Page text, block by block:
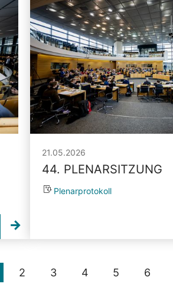
21.05.2026
44. PLENARSITZUNG
Plenarprotokoll
2 3 4 5 6